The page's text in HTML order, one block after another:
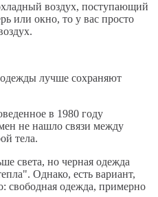
воздух, поступающий
или окно, то у вас просто
лучше сохраняют
в 1980 году
не нашло связи между
тела.
света, но черная одежда
Однако, есть вариант,
одежда, примерно